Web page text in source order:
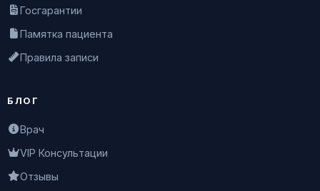
Госгарантии
Памятка пациента
Правила записи
БЛОГ
Врач
VIP Консультации
Отзывы